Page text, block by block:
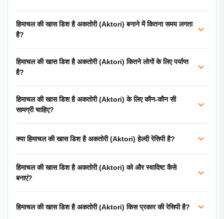
हिमाचल की खास डिश है अकतोरी (Aktori) बनाने में कितना समय लगता
है?
हिमाचल की खास डिश है अकतोरी (Aktori) कितने लोगों के लिए पर्याप्त
है?
हिमाचल की खास डिश है अकतोरी (Aktori) के लिए कौन-कौन सी
सामग्री चाहिए?
क्या हिमाचल की खास डिश है अकतोरी (Aktori) हेल्दी रेसिपी है?
हिमाचल की खास डिश है अकतोरी (Aktori) को और स्वादिष्ट कैसे
बनाएं?
हिमाचल की खास डिश है अकतोरी (Aktori) किस प्रकार की रेसिपी है?